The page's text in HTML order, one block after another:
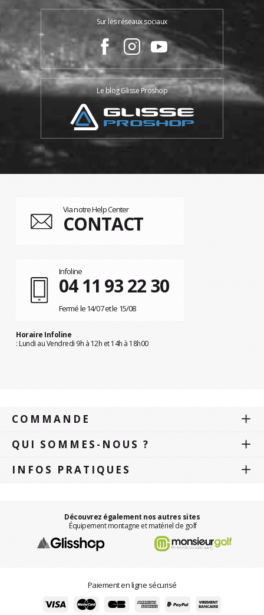
Sur les réseaux sociaux
Le blog Glisse Proshop
Via notre Help Center
CONTACT
Infoline
04 11 93 22 30
Fermé le 14/07 et le 15/08
Horaire Infoline
: Lundi au Vendredi 9h à 12h et 14h à 18h00
COMMANDE
QUI SOMMES-NOUS ?
INFOS PRATIQUES
Découvrez également nos autres sites
Équipement montagne et matériel de golf
Paiement en ligne sécurisé